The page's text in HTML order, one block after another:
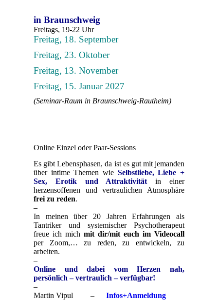
in Braunschweig
Freitags, 19-22 Uhr
Freitag, 18. September
Freitag, 23. Oktober
Freitag, 13. November
Freitag, 15. Januar 2027
(Seminar-Raum in Braunschweig-Rautheim)
Online Einzel oder Paar-Sessions
Es gibt Lebensphasen, da ist es gut mit jemanden
über intime Themen wie Selbstliebe, Liebe +
Sex, Erotik und Attraktivität in einer
herzensoffenen und vertraulichen Atmosphäre
frei zu reden.
–
In meinen über 20 Jahren Erfahrungen als
Tantriker und systemischer Psychotherapeut
freue ich mich mit dir/mit euch im Videocall
per Zoom,… zu reden, zu entwickeln, zu
arbeiten.
–
Online und dabei vom Herzen nah,
persönlich – vertraulich – verfügbar!
–
Martin Vipul –
Infos+Anmeldung